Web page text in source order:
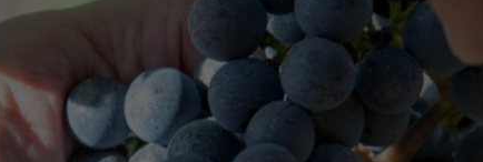
Les bouquinistes
Bouquinerie l’Escapade
Bouquinerie Le Fouineur